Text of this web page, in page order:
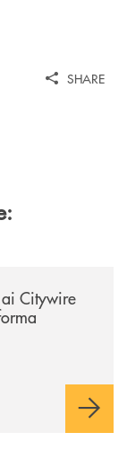
SHARE
Citywire